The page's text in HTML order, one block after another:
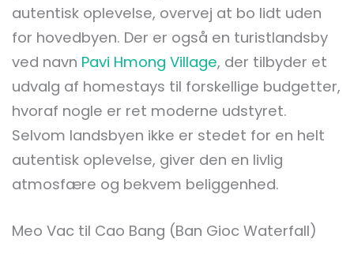
autentisk oplevelse, overvej at bo lidt uden
for hovedbyen. Der er også en turistlandsby
ved navn Pavi Hmong Village, der tilbyder et
udvalg af homestays til forskellige budgetter,
hvoraf nogle er ret moderne udstyret.
Selvom landsbyen ikke er stedet for en helt
autentisk oplevelse, giver den en livlig
atmosfære og bekvem beliggenhed.
Meo Vac til Cao Bang (Ban Gioc Waterfall)